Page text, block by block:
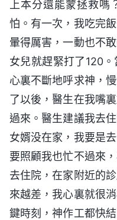
上本分還能蒙拯救
怕。有一次，我吃完
暈得厲害，一動也不
女兒就趕緊打了120
心裏不斷地呼求神，
了以後，醫生在我嘴
過來。醫生建議我去
女婿没在家，我要是
要照顧我也忙不過來
去住院，在家附近的
來越差，我心裏就很
鍵時刻，神作工都快